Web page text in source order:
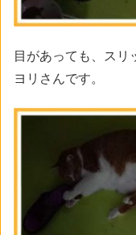
目があっても、スリ
ヨリさんです。